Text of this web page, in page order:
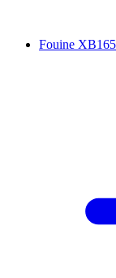
Fouine XB165